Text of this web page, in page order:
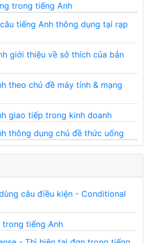
trong tiếng Anh
tiếng Anh thông dụng tại rạp
giới thiệu về sở thích của bản
theo chủ đề máy tính & mạng
giao tiếp trong kinh doanh
thông dụng chủ đề thức uống
câu điều kiện - Conditional
trong tiếng Anh